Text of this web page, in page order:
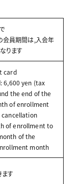
会員期間は,入会年
ります
card
6,600 yen (tax
the end of the
of enrollment
of enrollment to
of the
month
す